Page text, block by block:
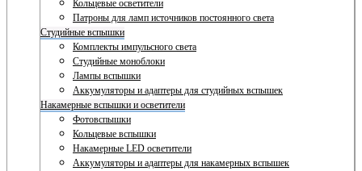
Кольцевые осветители
Патроны для ламп источников постоянного света
Студийные вспышки
Комплекты импульсного света
Студийные моноблоки
Лампы вспышки
Аккумуляторы и адаптеры для студийных вспышек
Накамерные вспышки и осветители
Фотовспышки
Кольцевые вспышки
Накамерные LED осветители
Аккумуляторы и адаптеры для накамерных вспышек